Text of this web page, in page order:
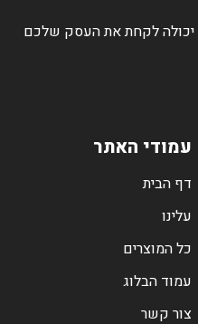
יכולה לקחת את העסק שלכם
עמודי האתר
דף הבית
עלינו
כל המוצרים
עמוד הבלוג
צור קשר